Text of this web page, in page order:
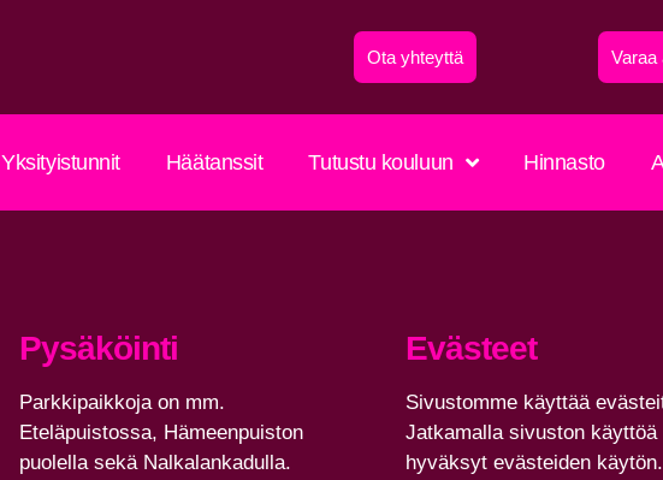
Ota yhteyttä Varaa
Yksityistunnit Häätanssit Tutustu kouluun Hinnasto
Pysäköinti
Parkkipaikkoja on mm.
Eteläpuistossa, Hämeenpuiston
puolella sekä Nalkalankadulla.
Evästeet
Sivustomme käyttää
Jatkamalla sivuston käyttöä
hyväksyt evästeiden käytön.